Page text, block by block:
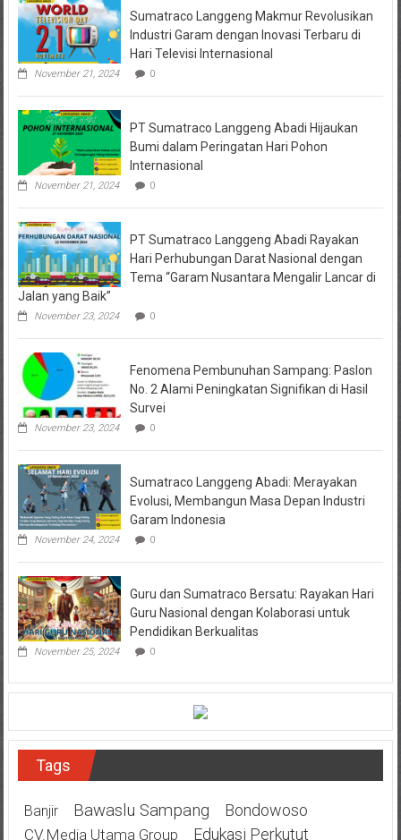
Dipanggil
Sumatraco Langgeng Makmur Revolusikan
Industri Garam dengan Inovasi Terbaru di
Hari Televisi Internasional
November 21, 2024 0
PT Sumatraco Langgeng Abadi Hijaukan
Bumi dalam Peringatan Hari Pohon
Internasional
November 21, 2024 0
PT Sumatraco Langgeng Abadi Rayakan
Hari Perhubungan Darat Nasional dengan
Tema “Garam Nusantara Mengalir Lancar di
Jalan yang Baik”
November 23, 2024 0
Fenomena Pembunuhan Sampang: Paslon
No. 2 Alami Peningkatan Signifikan di Hasil
Survei
November 23, 2024 0
Sumatraco Langgeng Abadi: Merayakan
Evolusi, Membangun Masa Depan Industri
Garam Indonesia
November 24, 2024 0
Guru dan Sumatraco Bersatu: Rayakan Hari
Guru Nasional dengan Kolaborasi untuk
Pendidikan Berkualitas
November 25, 2024 0
Tags
Banjir Bawaslu Sampang Bondowoso
CV.Media Utama Group Edukasi Perkutut